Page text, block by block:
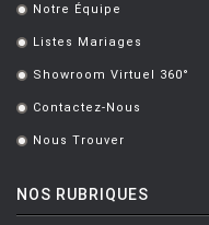
. Notre Équipe
. Listes Mariages
. Showroom Virtuel 360°
. Contactez-Nous
. Nous Trouver
NOS RUBRIQUES